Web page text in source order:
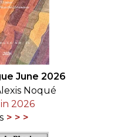
June 2026
Noqué
2026